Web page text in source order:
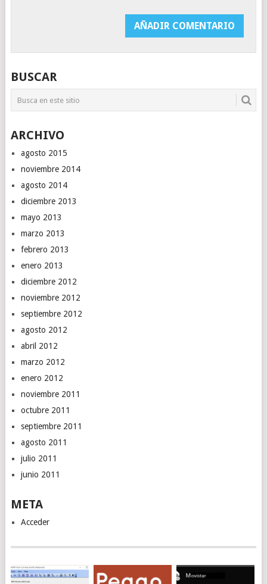
BUSCAR
ARCHIVO
agosto 2015
noviembre 2014
agosto 2014
diciembre 2013
mayo 2013
marzo 2013
febrero 2013
enero 2013
diciembre 2012
noviembre 2012
septiembre 2012
agosto 2012
abril 2012
marzo 2012
enero 2012
noviembre 2011
octubre 2011
septiembre 2011
agosto 2011
julio 2011
junio 2011
META
Acceder